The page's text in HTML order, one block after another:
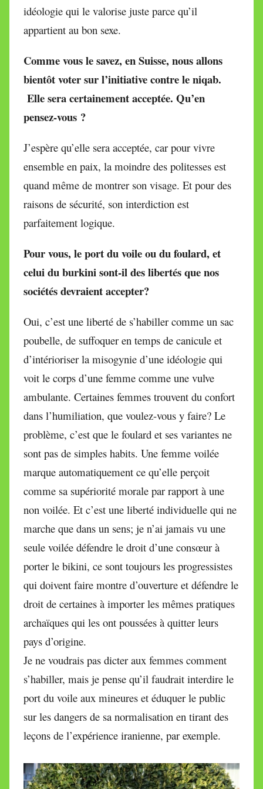
idéologie qui le valorise juste parce qu’il
appartient au bon sexe.
Comme vous le savez, en Suisse, nous allons
bientôt voter sur l’initiative contre le niqab.
Elle sera certainement acceptée. Qu’en
pensez-vous ?
J’espère qu’elle sera acceptée, car pour vivre
ensemble en paix, la moindre des politesses est
quand même de montrer son visage. Et pour des
raisons de sécurité, son interdiction est
parfaitement logique.
Pour vous, le port du voile ou du foulard, et
celui du burkini sont-il des libertés que nos
sociétés devraient accepter?
Oui, c’est une liberté de s’habiller comme un sac
poubelle, de suffoquer en temps de canicule et
d’intérioriser la misogynie d’une idéologie qui
voit le corps d’une femme comme une vulve
ambulante. Certaines femmes trouvent du confort
dans l’humiliation, que voulez-vous y faire? Le
problème, c’est que le foulard et ses variantes ne
sont pas de simples habits. Une femme voilée
marque automatiquement ce qu’elle perçoit
comme sa supériorité morale par rapport à une
non voilée. Et c’est une liberté individuelle qui ne
marche que dans un sens; je n’ai jamais vu une
seule voilée défendre le droit d’une consœur à
porter le bikini, ce sont toujours les progressistes
qui doivent faire montre d’ouverture et défendre le
droit de certaines à importer les mêmes pratiques
archaïques qui les ont poussées à quitter leurs
pays d’origine.
Je ne voudrais pas dicter aux femmes comment
s’habiller, mais je pense qu’il faudrait interdire le
port du voile aux mineures et éduquer le public
sur les dangers de sa normalisation en tirant des
leçons de l’expérience iranienne, par exemple.